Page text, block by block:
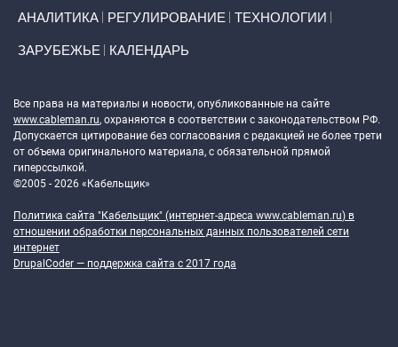
АНАЛИТИКА РЕГУЛИРОВАНИЕ ТЕХНОЛОГИИ
ЗАРУБЕЖЬЕ КАЛЕНДАРЬ
Все права на материалы и новости, опубликованные на сайте
www.cableman.ru, охраняются в соответствии с законодательством РФ.
Допускается цитирование без согласования с редакцией не более трети
от объема оригинального материала, с обязательной прямой
гиперссылкой.
©2005 - 2026 «Кабельщик»
Политика сайта "Кабельщик" (интернет-адреса www.cableman.ru) в
отношении обработки персональных данных пользователей сети
интернет
DrupalCoder — поддержка сайта c 2017 года